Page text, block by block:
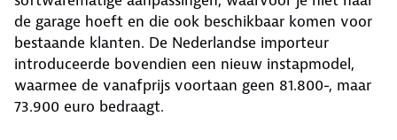
de garage hoeft en die ook beschikbaar komen voor
bestaande klanten. De Nederlandse importeur
introduceerde bovendien een nieuw instapmodel,
waarmee de vanafprijs voortaan geen 81.800-, maar
73.900 euro bedraagt.